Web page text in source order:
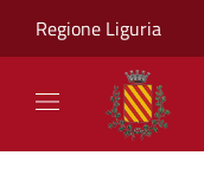
Regione Liguria